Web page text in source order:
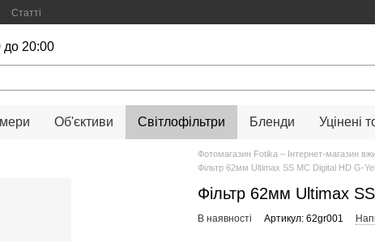
Статті
20:00
Об'єктиви Світлофільтри Бленди Уцінені
Фотомагазин Fotika – Інтернет-магазин
Фільтр 62мм Ultimax SS MC Digital HD G-
Фільтр 62мм Ultimax
В наявності Артикул: 62gr001